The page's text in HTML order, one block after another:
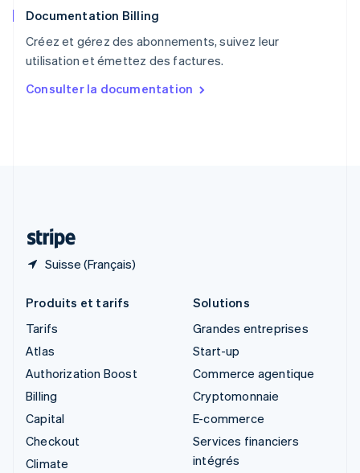
Documentation Billing
Créez et gérez des abonnements, suivez leur
utilisation et émettez des factures.
Consulter la documentation
Suisse (Français)
Royaume-Uni
Singapour
English 简体中文
English
Produits et tarifs
Tarifs
Atlas
Authorization Boost
Billing
Capital
Checkout
Climate
Solutions
Grandes entreprises
Start-up
Commerce agentique
Cryptomonnaie
E-commerce
Services financiers
intégrés